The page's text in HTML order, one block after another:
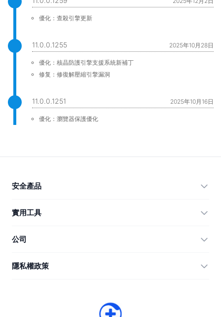
優化：查殺引擎更新
11.0.0.1255 2025年10月28日
優化：核晶防護引擎支援系統新補丁
修复：修復解壓縮引擎漏洞
11.0.0.1251 2025年10月16日
優化：瀏覽器保護優化
安全產品
360 Total Security
Anti-Ransomware Tool
實用工具
360 Zip
RecoverlyX
公司
幫助
隱私權政策